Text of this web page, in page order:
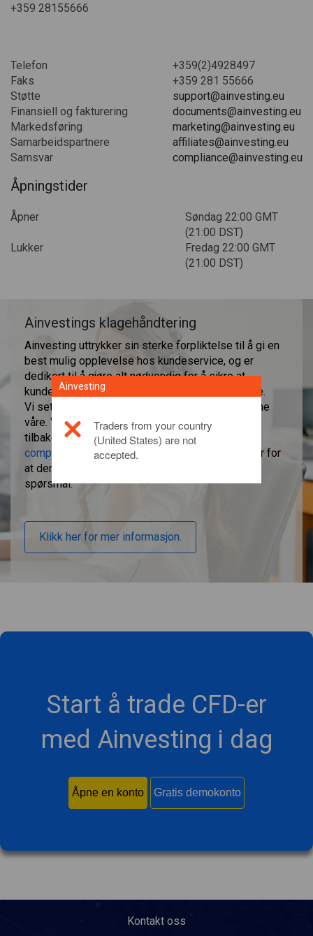
+359 28155666
Telefon
+359(2)4928497
Faks
+359 281 55666
Støtte
support@ainvesting.eu
Finansiell og fakturering
documents@ainvesting.eu
Markedsføring
marketing@ainvesting.eu
Samarbeidspartnere
affiliates@ainvesting.eu
Samsvar
compliance@ainvesting.eu
Åpningstider
Åpner
Søndag 22:00 GMT
(21:00 DST)
Lukker
Fredag 22:00 GMT
(21:00 DST)
Ainvestings klagehåndtering
Ainvesting uttrykker sin sterke forpliktelse til å gi en
best mulig opplevelse hos kundeservice, og er
dedikert til å gjøre alt nødvendig for å sikre at
kundenes behov blir hørt og møtt på en god måte.
Vi setter stor pris på tilbakemeldinger fra kundene
våre. Vi ber alle kundene våre om å sende sine
tilbakemeldinger, klager eller forslag til
compliance@ainvesting.eu
-avdelingen, og sørger for
at den endelige løsningen blir funnet til hvert
spørsmål.
Klikk her for mer informasjon.
Start å trade CFD-er
med Ainvesting i dag
Åpne en konto Gratis demokonto
Kontakt oss
Ainvesting
Traders from your country
(United States) are not
accepted.